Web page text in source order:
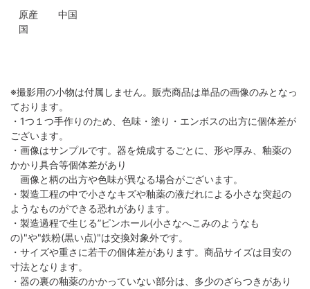
原産
国
中国
※撮影用の小物は付属しません。販売商品は単品の画像のみとなっ
ております。
・1つ１つ手作りのため、色味・塗り・エンボスの出方に個体差が
ございます。
・画像はサンプルです。器を焼成するごとに、形や厚み、釉薬の
かかり具合等個体差があり
画像と柄の出方や色味が異なる場合がございます。
・製造工程の中で小さなキズや釉薬の液だれによる小さな突起の
ようなものができる恐れがあります。
・製造過程で生じる”ピンホール(小さなへこみのようなも
の)"や"鉄粉(黒い点)"は交換対象外です。
・サイズや重さに若干の個体差があります。商品サイズは目安の
寸法となります。
・器の裏の釉薬のかかっていない部分は、多少のざらつきがあり